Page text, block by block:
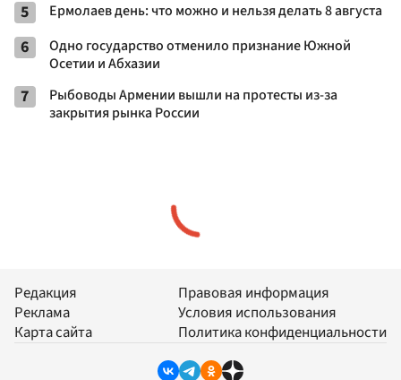
5 Ермолаев день: что можно и нельзя делать 8 августа
6
Одно государство отменило признание Южной
Осетии и Абхазии
7
Рыбоводы Армении вышли на протесты из-за
закрытия рынка России
Редакция
Реклама
Карта сайта
Правовая информация
Условия использования
Политика конфиденциальности